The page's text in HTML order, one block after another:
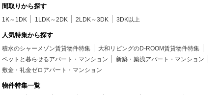
間取りから探す
1K～1DK 1LDK～2DK 2LDK～3DK 3DK以上
人気特集から探す
積水のシャーメゾン賃貸物件特集
大和リビングのD-ROOM賃貸物件特集
ペットと暮らせるアパート・マンション
新築・築浅アパート・マンション
敷金・礼金ゼロアパート・マンション
物件特集一覧